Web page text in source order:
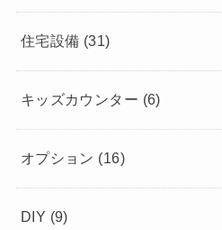
住宅設備 (31)
キッズカウンター (6)
オプション (16)
DIY (9)